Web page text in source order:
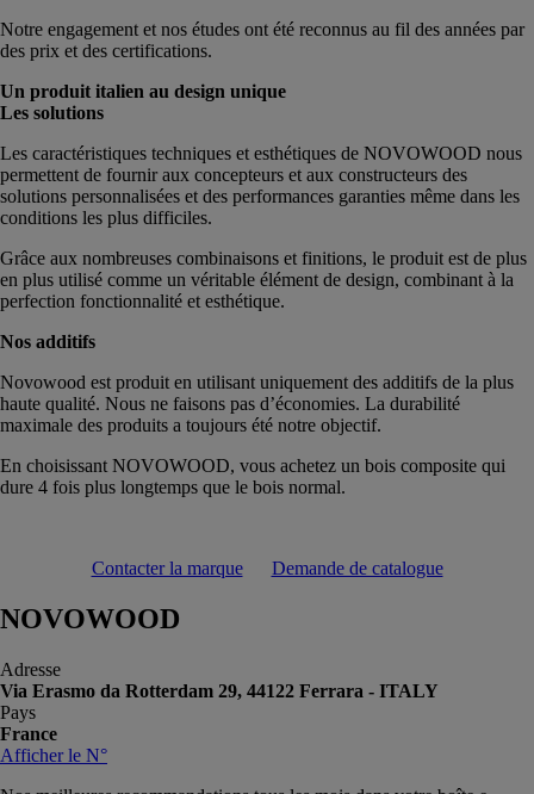
Notre engagement et nos études ont été reconnus au fil des années par
des prix et des certifications.
Un produit italien au design unique
Les solutions
Les caractéristiques techniques et esthétiques de NOVOWOOD nous
permettent de fournir aux concepteurs et aux constructeurs des
solutions personnalisées et des performances garanties même dans les
conditions les plus difficiles.
Grâce aux nombreuses combinaisons et finitions, le produit est de plus
en plus utilisé comme un véritable élément de design, combinant à la
perfection fonctionnalité et esthétique.
Nos additifs
Novowood est produit en utilisant uniquement des additifs de la plus
haute qualité. Nous ne faisons pas d’économies. La durabilité
maximale des produits a toujours été notre objectif.
En choisissant NOVOWOOD, vous achetez un bois composite qui
dure 4 fois plus longtemps que le bois normal.
Contacter la marque Demande de catalogue
NOVOWOOD
Adresse
Via Erasmo da Rotterdam 29, 44122 Ferrara - ITALY
Pays
France
Afficher le N°